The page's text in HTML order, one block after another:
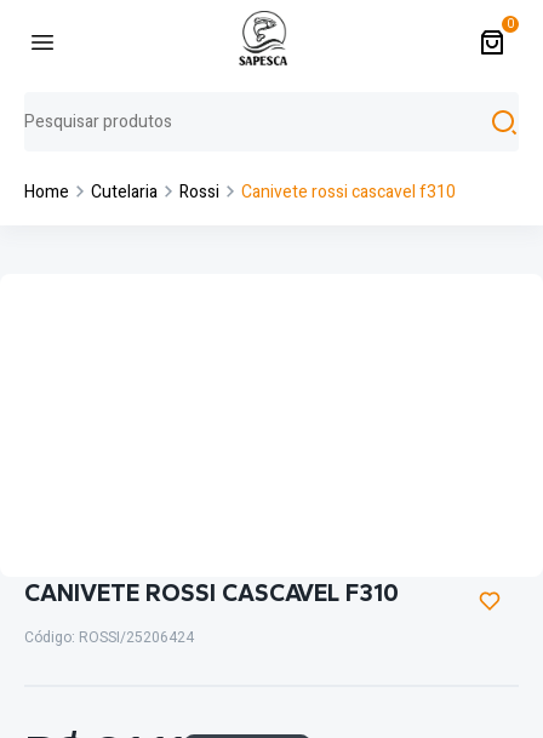
0
Home Cutelaria Rossi Canivete rossi cascavel f310
CANIVETE ROSSI CASCAVEL F310
Código: ROSSI/25206424